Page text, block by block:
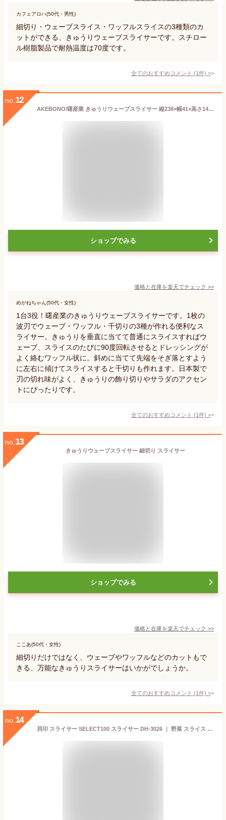
カフェアロハ(50代・男性)
細切り・ウェーブスライス・ワッフルスライスの3種類のカ
ットができる、きゅうりウェーブスライサーです。スチロー
ル樹脂製品で耐熱温度は70度です。
全てのおすすめコメント (1件) >
no. 12
AKEBONO/曙産業 きゅうりウェーブスライサー 縦238×幅41×高さ14mm ねぎ ワッフルスライス 細切り サラダ CH-2062_AK
ショップでみる
価格と在庫を楽天でチェック >>
めがねちゃん(50代・女性)
1台3役！曙産業のきゅうりウェーブスライサーです。1枚の
波刃でウェーブ・ワッフル・千切りの3種が作れる便利なス
ライサー。きゅうりを垂直に当てて普通にスライスすればウ
ェーブ、スライスのたびに90度回転させるとドレッシングが
よく絡むワッフル状に。斜めに当てて先端をそぎ落とすよう
に左右に傾けてスライスすると千切りも作れます。日本製で
刃の切れ味がよく、きゅうりの飾り切りやサラダのアクセン
トにぴったりです。
全てのおすすめコメント (1件) >
no. 13
きゅうりウェーブスライサー 細切り スライサー
ショップでみる
価格と在庫を楽天でチェック >>
ここあ(50代・女性)
細切りだけではなく、ウェーブやワッフルなどのカットもで
きる、万能なきゅうりスライサーはいかがでしょうか。
全てのおすすめコメント (1件) >
no. 14
貝印 スライサー SELECT100 スライサー DH-3026 ｜ 野菜 スライス 大根 きゅうり 薄切り キャベツ せん切り 千切り 調理器 食洗機対応 調理道具 キッチン用品 メール便 送料無料